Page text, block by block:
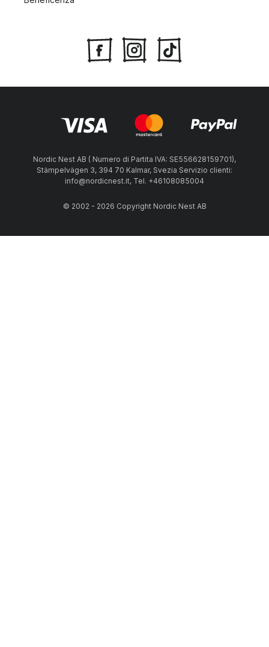
Nordic Nest AB ( Numero di Partita IVA: SE556628159701),
Stämpelvägen 3, 394 70 Kalmar, Svezia Servizio clienti:
info@nordicnest.it, Tel. +46108085004
© 2002 - 2026 Copyright Nordic Nest AB